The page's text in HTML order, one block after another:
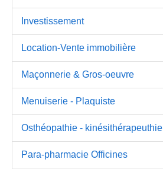
Investissement
Location-Vente immobilière
Maçonnerie & Gros-oeuvre
Menuiserie - Plaquiste
Osthéopathie - kinésithérapeuthie
Para-pharmacie Officines